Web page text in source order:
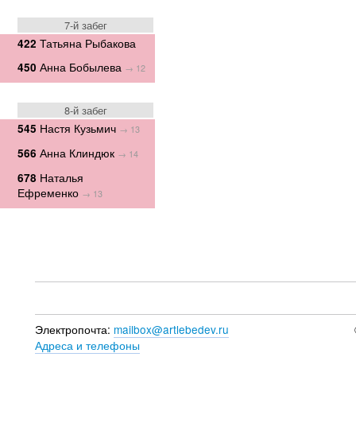
7-й забег
422 Татьяна Рыбакова
450 Анна Бобылева → 12
8-й забег
545 Настя Кузьмич → 13
566 Анна Клиндюк → 14
678 Наталья
Ефременко → 13
Электропочта: mailbox@artlebedev.ru
Адреса и телефоны